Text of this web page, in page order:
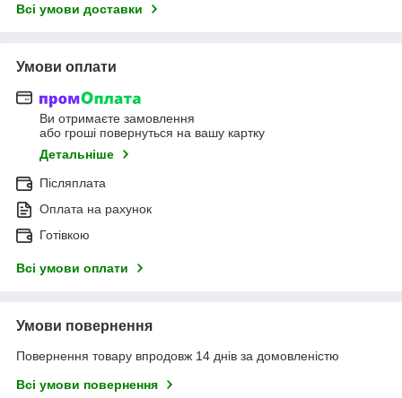
Всі умови доставки
Умови оплати
Ви отримаєте замовлення
або гроші повернуться на вашу картку
Детальніше
Післяплата
Оплата на рахунок
Готівкою
Всі умови оплати
Умови повернення
Повернення товару впродовж 14 днів за домовленістю
Всі умови повернення